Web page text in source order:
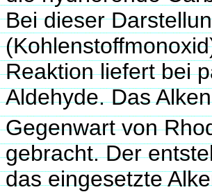
Bei dieser
Reaktion liefert bei
Aldehyde. Das
Gegenwart von
gebracht. Der
das eingesetzte